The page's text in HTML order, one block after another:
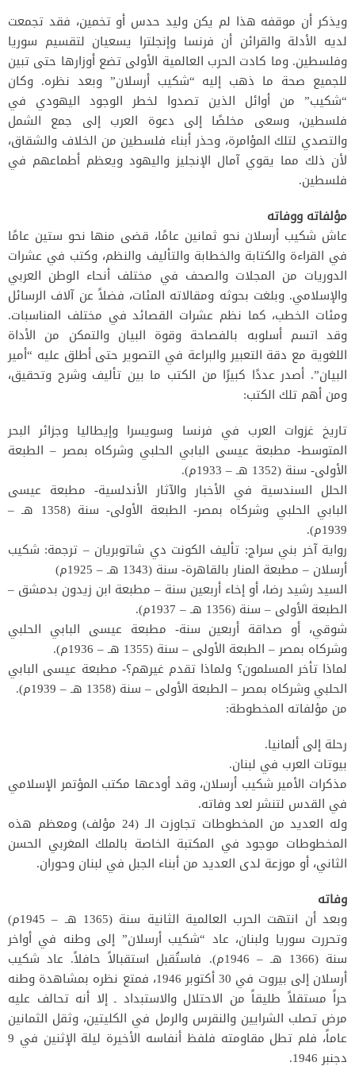
ويذكر أن موقفه هذا لم يكن وليد حدس أو تخمين، فقد تجمعت
لديه الأدلة والقرائن أن فرنسا وإنجلترا يسعيان لتقسيم سوريا
وفلسطين. وما كادت الحرب العالمية الأولى تضع أوزارها حتى تبين
للجميع صحة ما ذهب إليه “شكيب أرسلان” وبعد نظره. وكان
“شكيب” من أوائل الذين تصدوا لخطر الوجود اليهودي في
فلسطين، وسعى مخلصًا إلى دعوة العرب إلى جمع الشمل
والتصدي لتلك المؤامرة، وحذر أبناء فلسطين من الخلاف والشقاق،
لأن ذلك مما يقوي آمال الإنجليز واليهود ويعظم أطماعهم في
فلسطين.
مؤلفاته ووفاته
عاش شكيب أرسلان نحو ثمانين عامًا، قضى منها نحو ستين عامًا
في القراءة والكتابة والخطابة والتأليف والنظم، وكتب في عشرات
الدوريات من المجلات والصحف في مختلف أنحاء الوطن العربي
والإسلامي. وبلغت بحوثه ومقالاته المئات، فضلاً عن آلاف الرسائل
ومئات الخطب، كما نظم عشرات القصائد في مختلف المناسبات.
وقد اتسم أسلوبه بالفصاحة وقوة البيان والتمكن من الأداة
اللغوية مع دقة التعبير والبراعة في التصوير حتى أطلق عليه “أمير
البيان”. أصدر عددًا كبيرًا من الكتب ما بين تأليف وشرح وتحقيق،
ومن أهم تلك الكتب:
تاريخ غزوات العرب في فرنسا وسويسرا وإيطاليا وجزائر البحر
المتوسط- مطبعة عيسى البابي الحلبي وشركاه بمصر – الطبعة
الأولى- سنة (1352 هـ – 1933م).
الحلل السندسية في الأخبار والآثار الأندلسية- مطبعة عيسى
البابي الحلبي وشركاه بمصر- الطبعة الأولى- سنة (1358 هـ –
1939م).
رواية آخر بني سراج: تأليف الكونت دي شاتوبريان – ترجمة: شكيب
أرسلان – مطبعة المنار بالقاهرة- سنة (1343 هـ – 1925م)
السيد رشيد رضا، أو إخاء أربعين سنة – مطبعة ابن زيدون بدمشق –
الطبعة الأولى – سنة (1356 هـ – 1937م).
شوقي، أو صداقة أربعين سنة- مطبعة عيسى البابي الحلبي
وشركاه بمصر – الطبعة الأولى – سنة (1355 هـ – 1936م).
لماذا تأخر المسلمون؟ ولماذا تقدم غيرهم؟- مطبعة عيسى البابي
الحلبي وشركاه بمصر – الطبعة الأولى – سنة (1358 هـ – 1939م).
من مؤلفاته المخطوطة:
رحلة إلى ألمانيا.
بيوتات العرب في لبنان.
مذكرات الأمير شكيب أرسلان، وقد أودعها مكتب المؤتمر الإسلامي
في القدس لتنشر لعد وفاته.
وله العديد من المخطوطات تجاوزت الـ (24 مؤلف) ومعظم هذه
المخطوطات موجود في المكتبة الخاصة بالملك المغربي الحسن
الثاني، أو موزعة لدى العديد من أبناء الجبل في لبنان وحوران.
وفاته
وبعد أن انتهت الحرب العالمية الثانية سنة (1365 هـ – 1945م)
وتحررت سوريا ولبنان، عاد “شكيب أرسلان” إلى وطنه في أواخر
سنة (1366 هـ – 1946م). فاستُقبل استقبالاً حافلاً. عاد شكيب
أرسلان إلى بيروت في 30 أكتوبر 1946، فمتع نظره بمشاهدة وطنه
حراً مستقلاً طليقاً من الاحتلال والاستبداد ـ إلا أنه تحالف عليه
مرض تصلب الشرايين والنقرس والرمل في الكليتين، وثقل الثمانين
عاماً، فلم تطل مقاومته فلفظ أنفاسه الأخيرة ليلة الإثنين في 9
دجنبر 1946.